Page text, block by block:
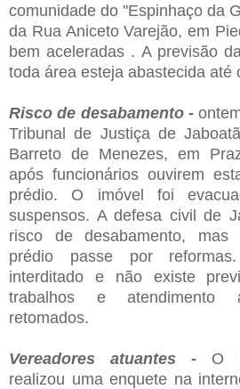
comunidade do "Espinhaço da
da Rua Aniceto Varejão, em
bem aceleradas . A previsão
toda área esteja abastecida até
Risco de desabamento -
Tribunal de Justiça de
Barreto de Menezes, em
após funcionários ouvirem
prédio. O imóvel foi
suspensos. A defesa civil de
risco de desabamento, mas
prédio passe por
interditado e não existe
trabalhos e atendimento
retomados.
Vereadores atuantes - O
realizou uma enquete na